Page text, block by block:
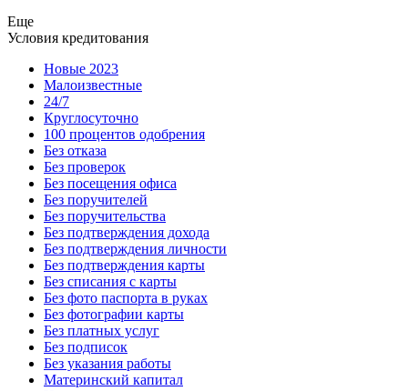
Еще
Условия кредитования
Новые 2023
Малоизвестные
24/7
Круглосуточно
100 процентов одобрения
Без отказа
Без проверок
Без посещения офиса
Без поручителей
Без поручительства
Без подтверждения дохода
Без подтверждения личности
Без подтверждения карты
Без списания с карты
Без фото паспорта в руках
Без фотографии карты
Без платных услуг
Без подписок
Без указания работы
Материнский капитал